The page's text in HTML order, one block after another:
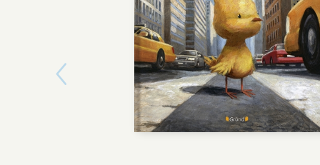
Previous